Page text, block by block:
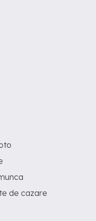
de cazare